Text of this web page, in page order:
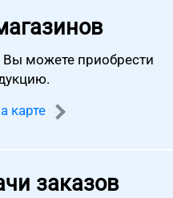
Вы можете приобрести
карте
заказов